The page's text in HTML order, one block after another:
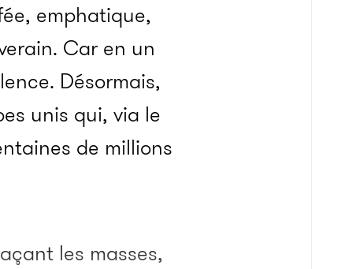
emphatique,
Car en un
Désormais,
unis qui, via le
de millions
les masses,